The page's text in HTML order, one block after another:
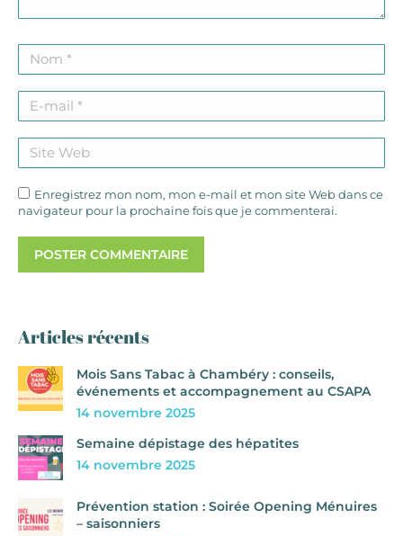
Nom *
E-mail *
Site Web
Enregistrez mon nom, mon e-mail et mon site Web dans ce
navigateur pour la prochaine fois que je commenterai.
POSTER COMMENTAIRE
Articles récents
Mois Sans Tabac à Chambéry : conseils,
événements et accompagnement au CSAPA
14 novembre 2025
Semaine dépistage des hépatites
14 novembre 2025
Prévention station : Soirée Opening Ménuires
– saisonniers